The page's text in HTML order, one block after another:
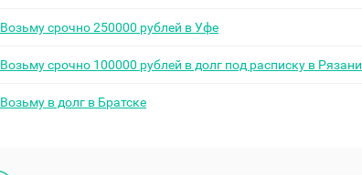
Возьму срочно 250000 рублей в Уфе
Возьму срочно 100000 рублей в долг под расписку в Рязани
Возьму в долг в Братске